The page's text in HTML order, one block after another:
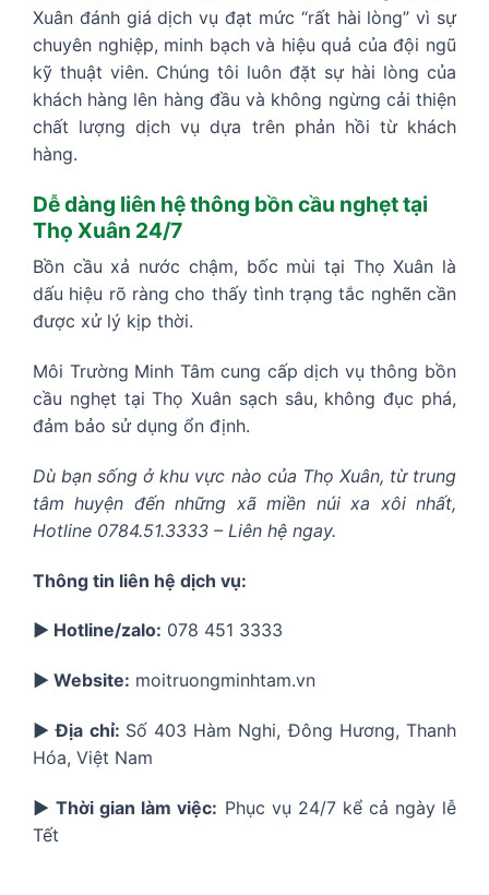
Xuân đánh giá dịch vụ đạt mức “rất hài lòng” vì sự
chuyên nghiệp, minh bạch và hiệu quả của đội ngũ
kỹ thuật viên. Chúng tôi luôn đặt sự hài lòng của
khách hàng lên hàng đầu và không ngừng cải thiện
chất lượng dịch vụ dựa trên phản hồi từ khách
hàng.
Dễ dàng liên hệ thông bồn cầu nghẹt tại
Thọ Xuân 24/7
Bồn cầu xả nước chậm, bốc mùi tại Thọ Xuân là
dấu hiệu rõ ràng cho thấy tình trạng tắc nghẽn cần
được xử lý kịp thời.
Môi Trường Minh Tâm cung cấp dịch vụ thông bồn
cầu nghẹt tại Thọ Xuân sạch sâu, không đục phá,
đảm bảo sử dụng ổn định.
Dù bạn sống ở khu vực nào của Thọ Xuân, từ trung
tâm huyện đến những xã miền núi xa xôi nhất,
Hotline 0784.51.3333 – Liên hệ ngay.
Thông tin liên hệ dịch vụ:
▶️ Hotline/zalo: 078 451 3333
▶️ Website: moitruongminhtam.vn
▶️ Địa chỉ: Số 403 Hàm Nghi, Đông Hương, Thanh
Hóa, Việt Nam
▶️ Thời gian làm việc: Phục vụ 24/7 kể cả ngày lễ
Tết